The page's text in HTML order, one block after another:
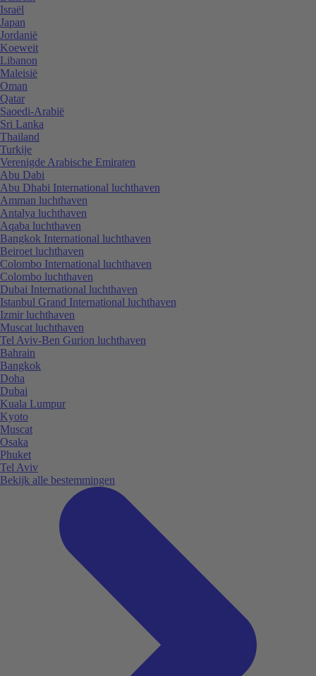
Israël
Japan
Jordanië
Koeweit
Libanon
Maleisië
Oman
Qatar
Saoedi-Arabië
Sri Lanka
Thailand
Turkije
Verenigde Arabische Emiraten
Abu Dabi
Abu Dhabi International luchthaven
Amman luchthaven
Antalya luchthaven
Aqaba luchthaven
Bangkok International luchthaven
Beiroet luchthaven
Colombo International luchthaven
Colombo luchthaven
Dubai International luchthaven
Istanbul Grand International luchthaven
Izmir luchthaven
Muscat luchthaven
Tel Aviv-Ben Gurion luchthaven
Bahrain
Bangkok
Doha
Dubai
Kuala Lumpur
Kyoto
Muscat
Osaka
Phuket
Tel Aviv
Bekijk alle bestemmingen